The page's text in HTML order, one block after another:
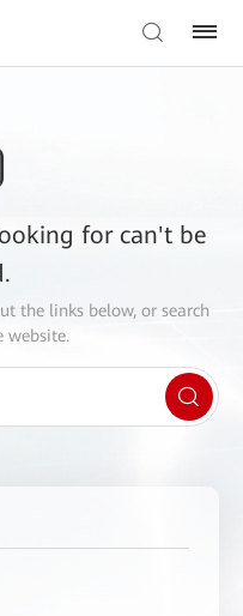
for can't be
the links below, or search
website.